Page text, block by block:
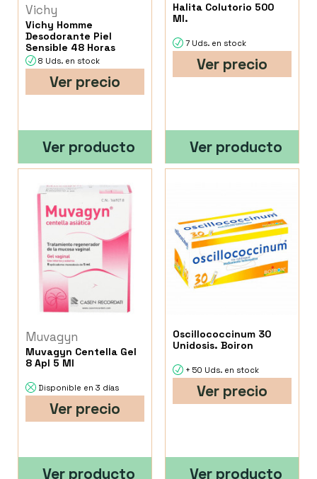
Vichy
Vichy Homme
Desodorante Piel
Sensible 48 Horas
8 Uds. en stock
Ver precio
Ver producto
Halita Colutorio 500
Ml.
7 Uds. en stock
Ver precio
Ver producto
Muvagyn
Muvagyn Centella Gel
8 Apl 5 Ml
Disponible en 3 días
Ver precio
Ver producto
Oscillococcinum 30
Unidosis. Boiron
+ 50 Uds. en stock
Ver precio
Ver producto